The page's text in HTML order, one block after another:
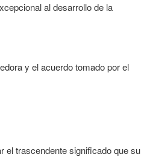
al desarrollo de la
y el acuerdo tomado por el
el trascendente significado que su